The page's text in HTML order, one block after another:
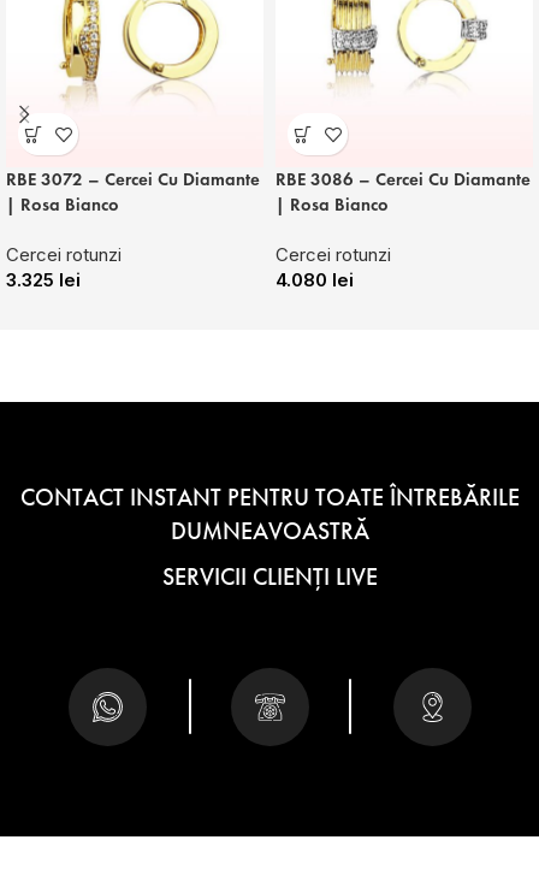
RBE 3072 – Cercei Cu Diamante
| Rosa Bianco
Cercei rotunzi
3.325 lei
RBE 3086 – Cercei Cu Diamante
| Rosa Bianco
Cercei rotunzi
4.080 lei
CONTACT INSTANT PENTRU TOATE ÎNTREBĂRILE
DUMNEAVOASTRĂ
SERVICII CLIENȚI LIVE